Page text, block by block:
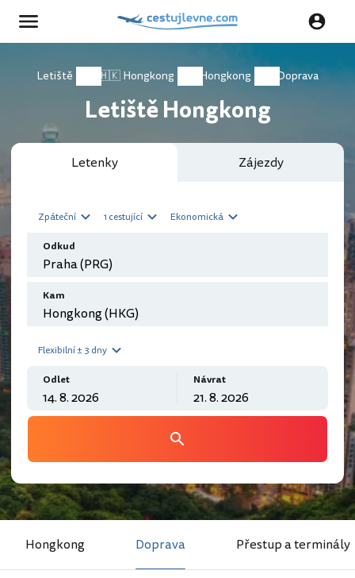
Letiště 🇭🇰 Hongkong Hongkong Doprava
Letiště Hongkong
Letenky Zájezdy
Zpáteční 1 cestující Ekonomická
Odkud
Kam
Flexibilní ± 3 dny
Odlet Návrat
Hongkong Doprava Přestup a terminály